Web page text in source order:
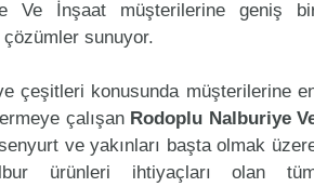
Ve İnşaat müşterilerine geniş
sunuyor.
çeşitleri konusunda müşterilerine
çalışan Rodoplu Nalburiye
ve yakınları başta olmak
ürünleri ihtiyaçları olan